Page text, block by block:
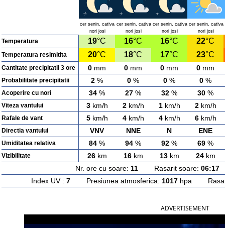
cer senin, cativa
nori josi
cer senin, cativa
nori josi
cer senin, cativa
nori josi
cer senin, cativa
nori josi
Temperatura 19°C 16°C 16°C 22°C
Temperatura resimitita 20°C 18°C 17°C 23°C
Cantitate precipitatii 3 ore 0 mm 0 mm 0 mm 0 mm
Probabilitate precipitatii 2 % 0 % 0 % 0 %
Acoperire cu nori 34 % 27 % 32 % 30 %
Viteza vantului 3km/h 2km/h 1km/h 2km/h
Rafale de vant 5km/h 4km/h 4km/h 6km/h
Directia vantului VNV NNE N ENE
Umiditatea relativa 84 % 94 % 92 % 69 %
Vizibilitate 26km 16km 13km 24km
Nr. ore cu soare: 11 Rasarit soare: 06:17
Index UV : 7Presiunea atmosferica: 1017hpa
ADVERTISEMENT